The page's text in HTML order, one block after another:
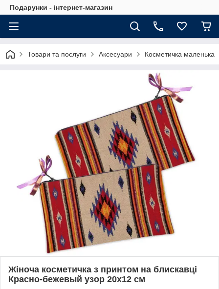
Подарунки - інтернет-магазин
Товари та послуги Аксесуари Косметичка маленька
Жіноча косметичка з принтом на блискавці
Красно-бежевый узор 20х12 см